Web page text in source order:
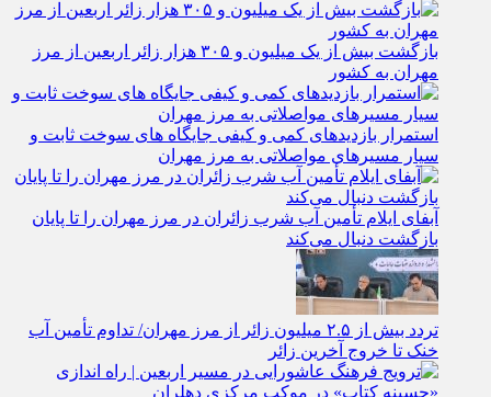
بازگشت بیش از یک میلیون و ۳۰۵ هزار زائر اربعین از مرز
مهران به کشور
استمرار بازدیدهای کمی و کیفی جایگاه‌ های سوخت ثابت و
سیار مسیرهای مواصلاتی به مرز مهران
آبفای ایلام تأمین آب شرب زائران در مرز مهران را تا پایان
بازگشت دنبال می‌کند
تردد بیش از ۲.۵ میلیون زائر از مرز مهران/ تداوم تأمین آب
خنک تا خروج آخرین زائر